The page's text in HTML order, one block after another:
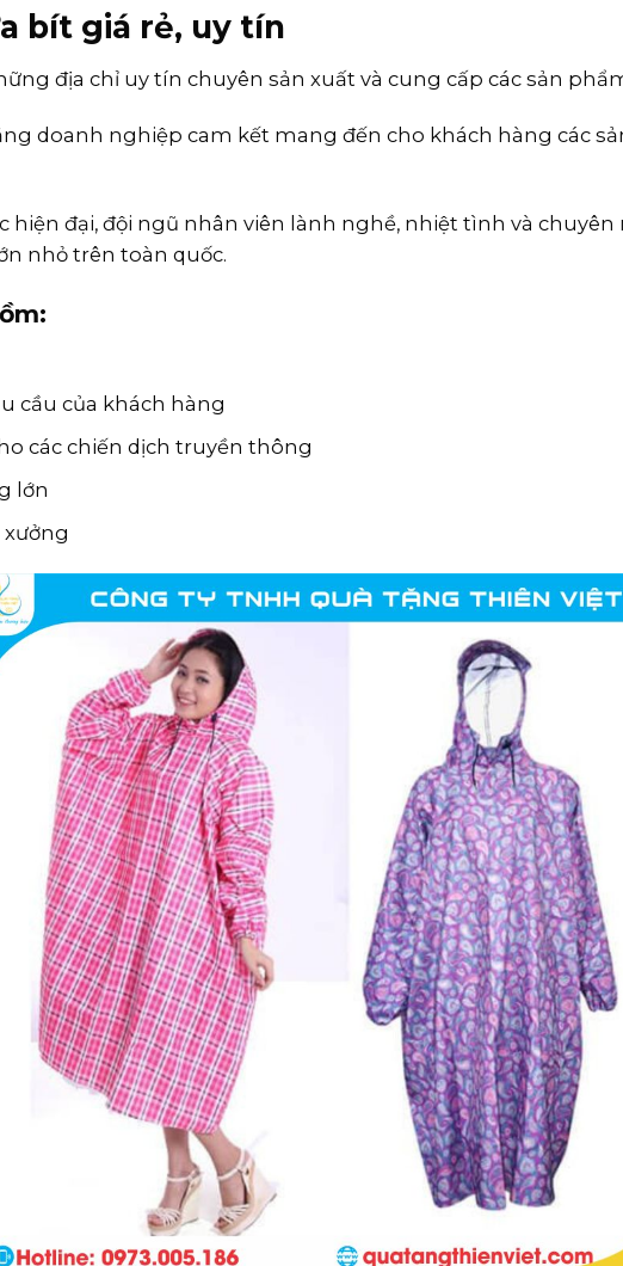
bít giá rẻ, uy tín
địa chỉ uy tín chuyên sản xuất và cung cấp các sản
doanh nghiệp cam kết mang đến cho khách hàng các
đại, đội ngũ nhân viên lành nghề, nhiệt tình và chuyên
nhỏ trên toàn quốc.
cầu của khách hàng
các chiến dịch truyền thông
lớn